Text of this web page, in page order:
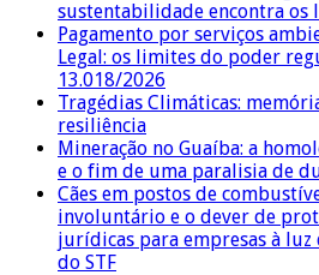
sustentabilidade encontra os
Pagamento por serviços
Legal: os limites do poder
13.018/2026
Tragédias Climáticas:
resiliência
Mineração no Guaíba: a
e o fim de uma paralisia de
Cães em postos de
involuntário e o dever de
jurídicas para empresas à
do STF